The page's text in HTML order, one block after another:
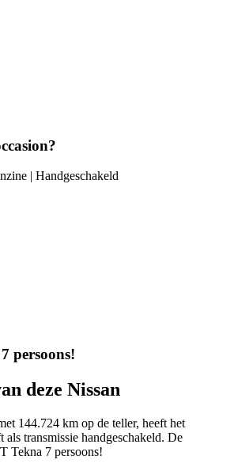
| Handgeschakeld
persoons!
deze Nissan
144.724 km op de teller, heeft het
als transmissie handgeschakeld. De
Tekna 7 persoons!